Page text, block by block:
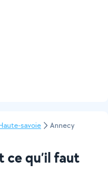
savoie Annecy
ce qu’il faut